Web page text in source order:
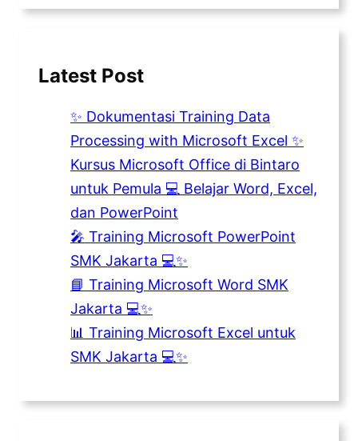
Latest Post
✨ Dokumentasi Training Data
Processing with Microsoft Excel ✨
Kursus Microsoft Office di Bintaro
untuk Pemula 💻 Belajar Word, Excel,
dan PowerPoint
🎤 Training Microsoft PowerPoint
SMK Jakarta 💻✨
📘 Training Microsoft Word SMK
Jakarta 💻✨
📊 Training Microsoft Excel untuk
SMK Jakarta 💻✨